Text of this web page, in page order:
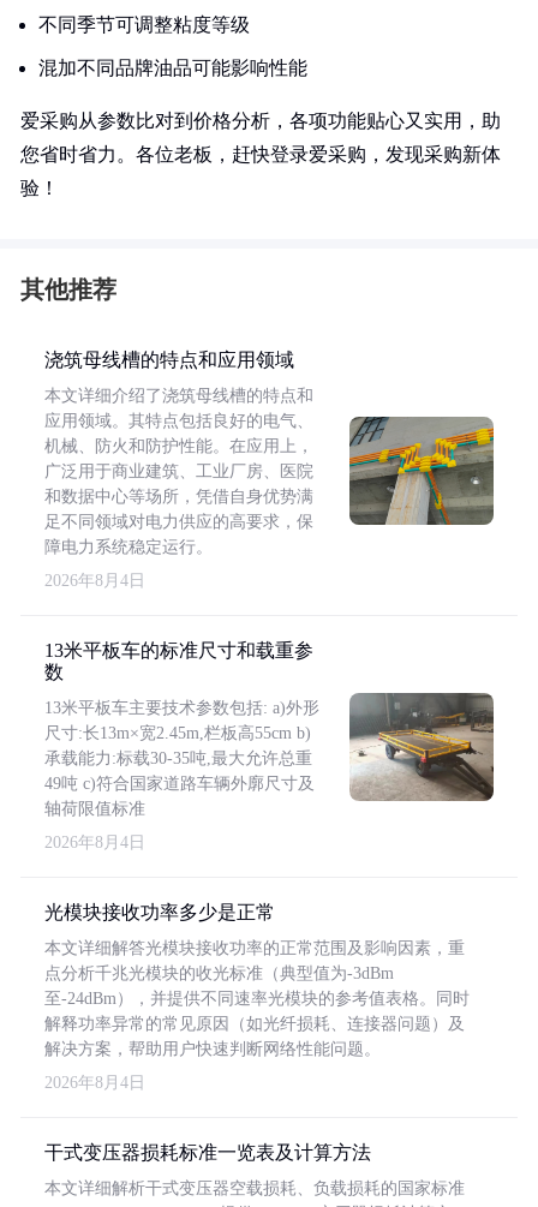
不同季节可调整粘度等级
混加不同品牌油品可能影响性能
爱采购从参数比对到价格分析，各项功能贴心又实用，助
您省时省力。各位老板，赶快登录爱采购，发现采购新体
验！
其他推荐
浇筑母线槽的特点和应用领域
本文详细介绍了浇筑母线槽的特点和
应用领域。其特点包括良好的电气、
机械、防火和防护性能。在应用上，
广泛用于商业建筑、工业厂房、医院
和数据中心等场所，凭借自身优势满
足不同领域对电力供应的高要求，保
障电力系统稳定运行。
2026年8月4日
13米平板车的标准尺寸和载重参
数
13米平板车主要技术参数包括: a)外形
尺寸:长13m×宽2.45m,栏板高55cm b)
承载能力:标载30-35吨,最大允许总重
49吨 c)符合国家道路车辆外廓尺寸及
轴荷限值标准
2026年8月4日
光模块接收功率多少是正常
本文详细解答光模块接收功率的正常范围及影响因素，重
点分析千兆光模块的收光标准（典型值为-3dBm
至-24dBm），并提供不同速率光模块的参考值表格。同时
解释功率异常的常见原因（如光纤损耗、连接器问题）及
解决方案，帮助用户快速判断网络性能问题。
2026年8月4日
干式变压器损耗标准一览表及计算方法
本文详细解析干式变压器空载损耗、负载损耗的国家标准